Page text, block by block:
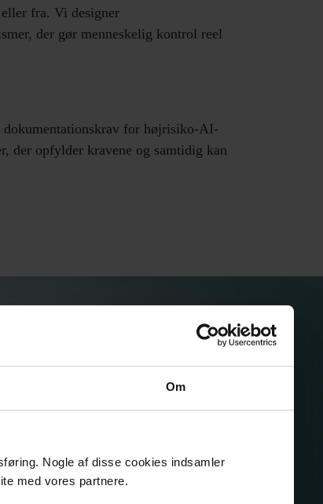
Om
Nogle af disse cookies indsamler
med vores partnere.
fra. Vi designer
der gør menneskelig kontrol reel
for højrisiko-AI-
der opfylder kravene og samtidig kan